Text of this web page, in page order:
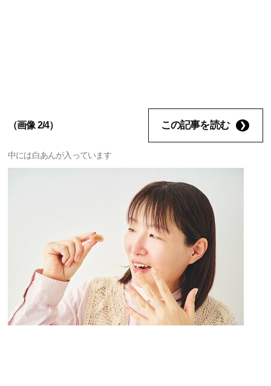
（画像 2/4） この記事を読む
中には白あんが入っています